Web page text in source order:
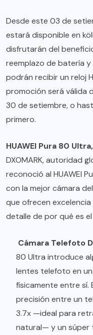
Desde este 03 de
estará disponible en
disfrutarán del
reemplazo de batería
podrán recibir un reloj
promoción será válida
30 de setiembre, o
primero.
HUAWEI Pura 80
DXOMARK, autoridad
reconoció al HUAWEI
con la mejor cámara
que ofrecen
detalle de por qué es el
Cámara Telefoto
80 Ultra introduce
lentes telefoto en
físicamente entre sí.
precisión entre un
3.7x —ideal para
natural— y un súper